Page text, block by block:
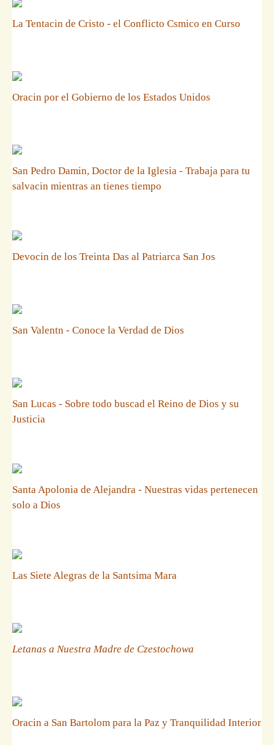
La Tentacin de Cristo - el Conflicto Csmico en Curso
Oracin por el Gobierno de los Estados Unidos
San Pedro Damin, Doctor de la Iglesia - Trabaja para tu
salvacin mientras an tienes tiempo
Devocin de los Treinta Das al Patriarca San Jos
San Valentn - Conoce la Verdad de Dios
San Lucas - Sobre todo buscad el Reino de Dios y su
Justicia
Santa Apolonia de Alejandra - Nuestras vidas pertenecen
solo a Dios
Las Siete Alegras de la Santsima Mara
Letanas a Nuestra Madre de Czestochowa
Oracin a San Bartolom para la Paz y Tranquilidad Interior